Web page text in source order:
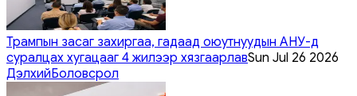
Трампын засаг захиргаа, гадаад оюутнуудын АНУ-д
суралцах хугацааг 4 жилээр хязгаарлавSun Jul 26 2026
ДэлхийБоловсрол